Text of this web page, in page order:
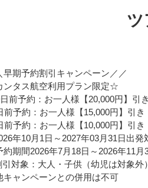
ツ
早期予約割引キャンペーン／／
タス航空利用プラン限定☆
前予約：お一人様【20,000円】引き
前予約：お一人様【15,000円】引き
前予約：お一人様【10,000円】引き
年10月1日～2027年03月31日出発
期間2026年7月18日～2026年11月
対象：大人・子供（幼児は対象外）
ャンペーンとの併用は不可